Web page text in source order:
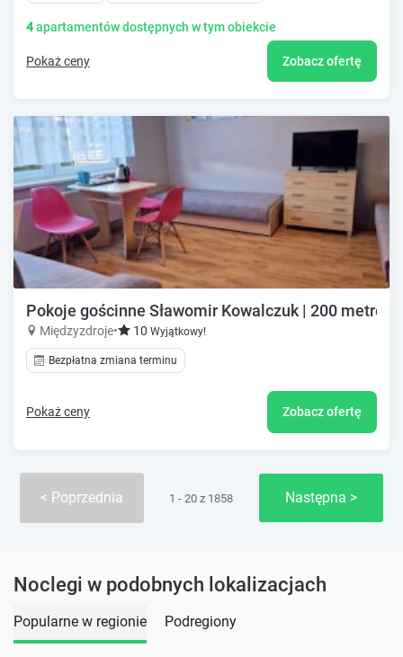
4apartamentów dostępnych w tym obiekcie
Pokaż ceny Zobacz ofertę
Pokoje gościnne Sławomir Kowalczuk | 200 metrów
Międzyzdroje• 10 Wyjątkowy!
Bezpłatna zmiana terminu
Pokaż ceny Zobacz ofertę
Poprzednia 1 - 20 z 1858 Następna
Noclegi w podobnych lokalizacjach
Popularne w regionie Podregiony